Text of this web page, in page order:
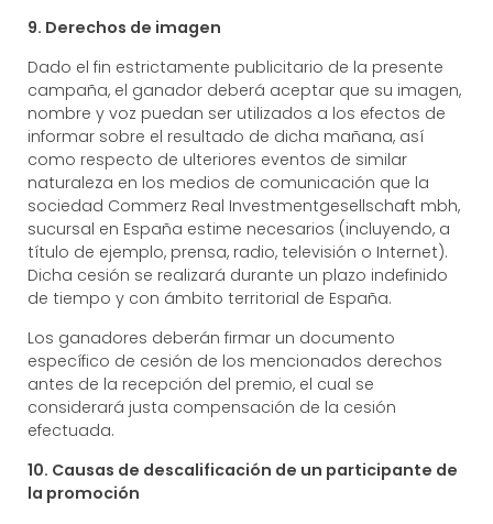
9. Derechos de imagen
Dado el fin estrictamente publicitario de la presente
campaña, el ganador deberá aceptar que su imagen,
nombre y voz puedan ser utilizados a los efectos de
informar sobre el resultado de dicha mañana, así
como respecto de ulteriores eventos de similar
naturaleza en los medios de comunicación que la
sociedad Commerz Real Investmentgesellschaft mbh,
sucursal en España estime necesarios (incluyendo, a
título de ejemplo, prensa, radio, televisión o Internet).
Dicha cesión se realizará durante un plazo indefinido
de tiempo y con ámbito territorial de España.
Los ganadores deberán firmar un documento
específico de cesión de los mencionados derechos
antes de la recepción del premio, el cual se
considerará justa compensación de la cesión
efectuada.
10. Causas de descalificación de un participante de
la promoción